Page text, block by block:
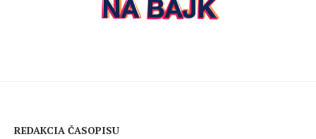
REDAKCIA ČASOPISU